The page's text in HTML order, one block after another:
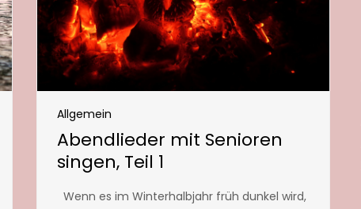
Allgemein
Abendlieder mit Senioren
singen, Teil 1
Wenn es im Winterhalbjahr früh dunkel wird,